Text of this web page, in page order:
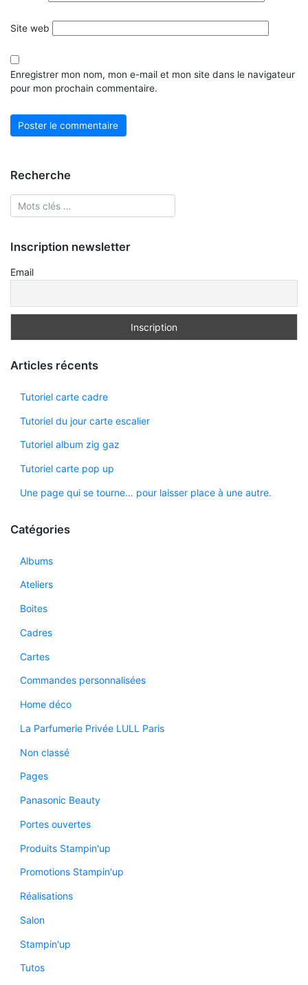
Site web
Enregistrer mon nom, mon e-mail et mon site dans le navigateur
pour mon prochain commentaire.
Recherche
Inscription newsletter
Email
Articles récents
Tutoriel carte cadre
Tutoriel du jour carte escalier
Tutoriel album zig gaz
Tutoriel carte pop up
Une page qui se tourne… pour laisser place à une autre.
Catégories
Albums
Ateliers
Boites
Cadres
Cartes
Commandes personnalisées
Home déco
La Parfumerie Privée LULL Paris
Non classé
Pages
Panasonic Beauty
Portes ouvertes
Produits Stampin'up
Promotions Stampin'up
Réalisations
Salon
Stampin'up
Tutos